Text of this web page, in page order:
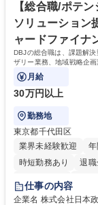
社員から頼られる存
務の持ち帰りも禁止
歴・資格 学歴：大学
【総合職/ポテ
ソリューション
ャードファイナ
DBJの総合職は、課題解
ザリー業務、地域戦略企
広く社会に貢献していく職
月給
30万円以上
勤務地
東京都千代田区
業界未経験歓迎
時短勤務あり
退職
駅近5分以内
食事補助あり
託
仕事の内容
企業名 株式会社日本政策投資銀行 求人名 【総